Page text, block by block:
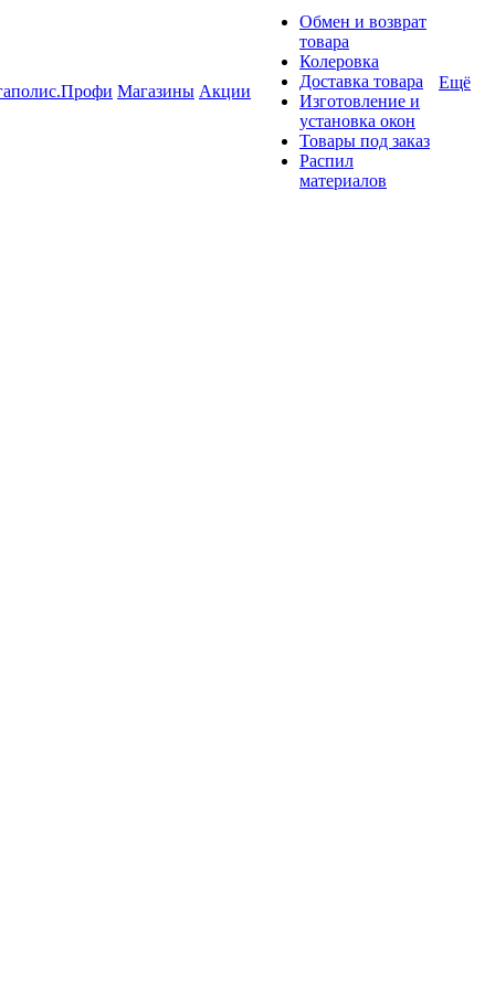
Магазины Акции
Обмен и возврат
товара
Колеровка
Доставка товара
Изготовление и
установка окон
Товары под заказ
Распил
материалов
Ещё